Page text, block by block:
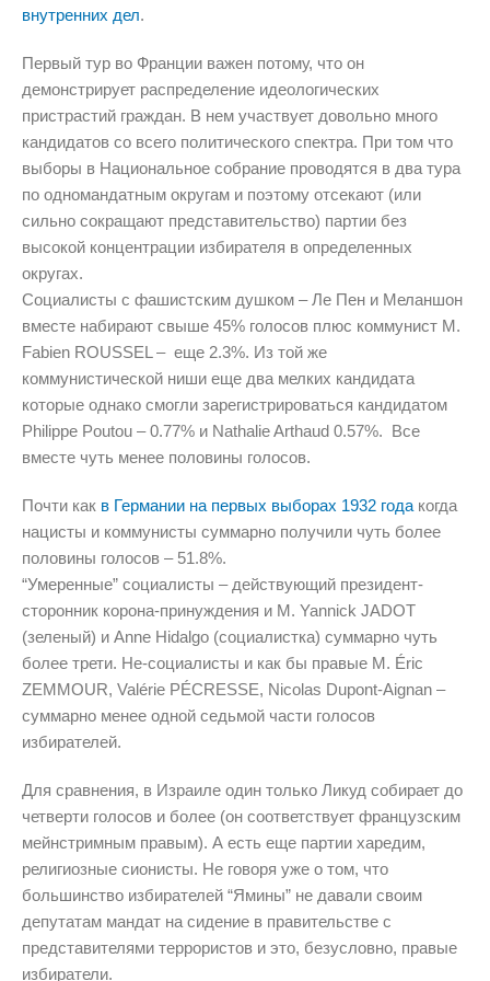
внутренних дел.
Первый тур во Франции важен потому, что он
демонстрирует распределение идеологических
пристрастий граждан. В нем участвует довольно много
кандидатов со всего политического спектра. При том что
выборы в Национальное собрание проводятся в два тура
по одномандатным округам и поэтому отсекают (или
сильно сокращают представительство) партии без
высокой концентрации избирателя в определенных
округах.
Социалисты с фашистским душком – Ле Пен и Меланшон
вместе набирают свыше 45% голосов плюс коммунист M.
Fabien ROUSSEL – еще 2.3%. Из той же
коммунистической ниши еще два мелких кандидата
которые однако смогли зарегистрироваться кандидатом
Philippe Poutou – 0.77% и Nathalie Arthaud 0.57%. Все
вместе чуть менее половины голосов.
Почти как в Германии на первых выборах 1932 года когда
нацисты и коммунисты суммарно получили чуть более
половины голосов – 51.8%.
“Умеренные” социалисты – действующий президент-
сторонник корона-принуждения и M. Yannick JADOT
(зеленый) и Anne Hidalgo (социалистка) суммарно чуть
более трети. Не-социалисты и как бы правые M. Éric
ZEMMOUR, Valérie PÉCRESSE, Nicolas Dupont-Aignan –
суммарно менее одной седьмой части голосов
избирателей.
Для сравнения, в Израиле один только Ликуд собирает до
четверти голосов и более (он соответствует французским
мейнстримным правым). А есть еще партии харедим,
религиозные сионисты. Не говоря уже о том, что
большинство избирателей “Ямины” не давали своим
депутатам мандат на сидение в правительстве с
представителями террористов и это, безусловно, правые
избиратели.